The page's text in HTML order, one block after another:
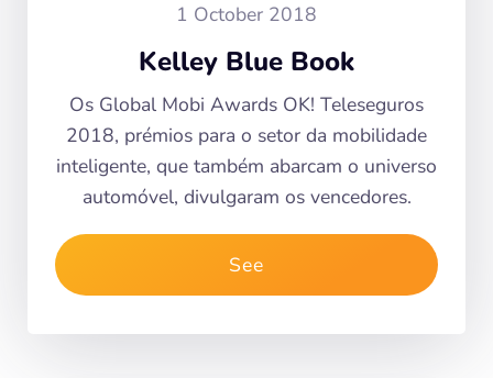
1 October 2018
Kelley Blue Book
Os Global Mobi Awards OK! Teleseguros
2018, prémios para o setor da mobilidade
inteligente, que também abarcam o universo
automóvel, divulgaram os vencedores.
See